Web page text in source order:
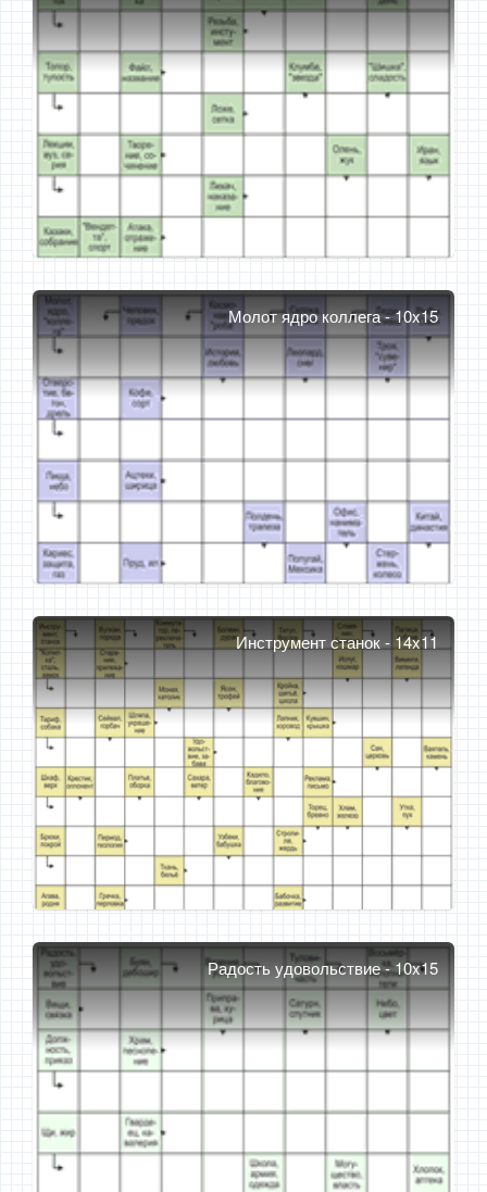
Молот ядро коллега - 10x15
Инструмент станок - 14x11
Радость удовольствие - 10x15